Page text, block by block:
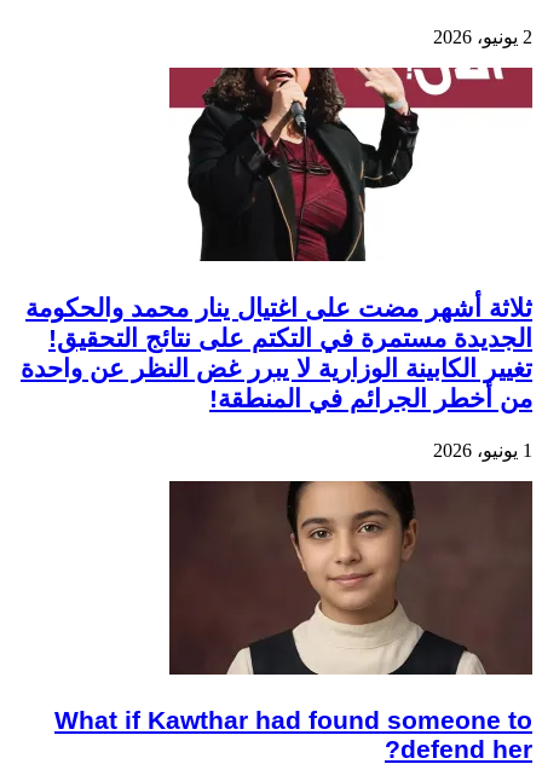
2 يونيو، 2026
ثلاثة أشهر مضت على اغتيال ينار محمد والحكومة
الجديدة مستمرة في التكتم على نتائج التحقيق!
تغيير الكابينة الوزارية لا يبرر غض النظر عن واحدة
من أخطر الجرائم في المنطقة!
1 يونيو، 2026
What if Kawthar had found someone to
defend her?